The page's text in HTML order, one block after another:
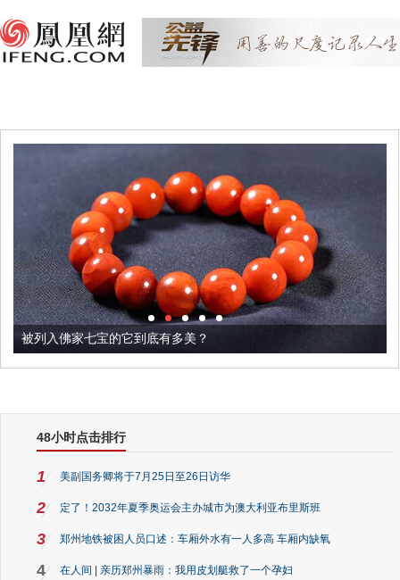
被列入佛家七宝的它到底有多美？
48小时点击排行
1 美副国务卿将于7月25日至26日访华
2 定了！2032年夏季奥运会主办城市为澳大利亚布里斯班
3 郑州地铁被困人员口述：车厢外水有一人多高 车厢内缺氧
4 在人间 | 亲历郑州暴雨：我用皮划艇救了一个孕妇